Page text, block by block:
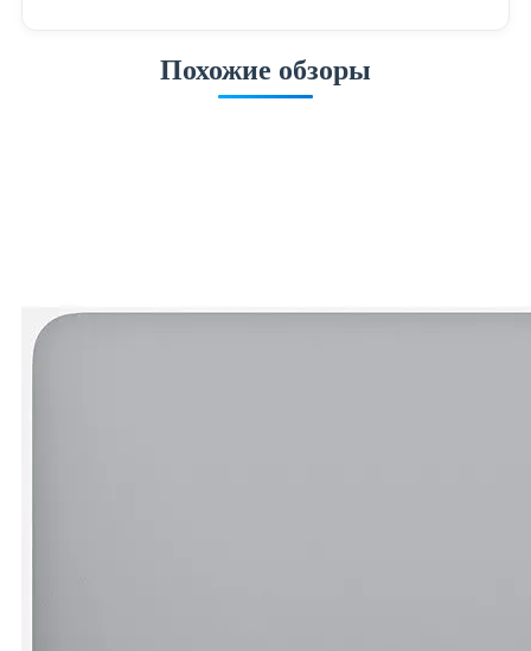
Похожие обзоры